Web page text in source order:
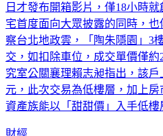
全台最頂級豪宅「陶朱隱園」又
日才發布開箱影片，僅18小時
宅首度面向大眾披露的同時，也
察台北地政雲，「陶朱隱園」3
交，如扣除車位，成交單價僅約
究室公關襄理賴志昶指出，該
元，此次交易為低樓層，加上房